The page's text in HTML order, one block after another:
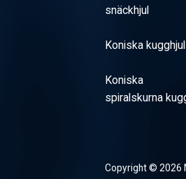
snäckhjul
Koniska kugghjul
Koniska
spiralskurna
Copyright © 2026